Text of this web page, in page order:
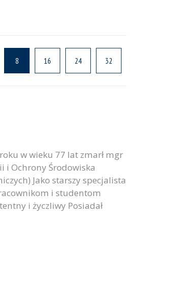
8 16 24 32
w wieku 77 lat zmarł mgr
i Ochrony Środowiska
Jako starszy specjalista
i studentom
i życzliwy Posiadał